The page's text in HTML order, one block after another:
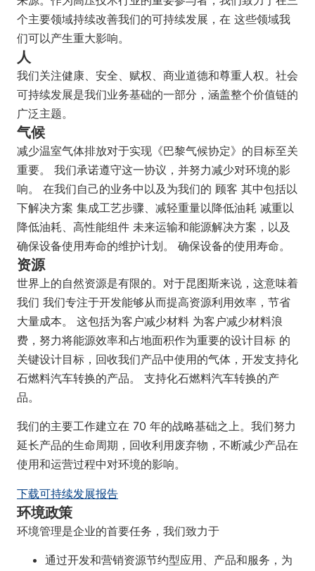
个主要领域持续改善我们的可持续发展，在 这些领域我
们可以产生重大影响。
人
我们关注健康、安全、赋权、商业道德和尊重人权。社会
可持续发展是我们业务基础的一部分，涵盖整个价值链的
广泛主题。
气候
减少温室气体排放对于实现《巴黎气候协定》的目标至关
重要。 我们承诺遵守这一协议，并努力减少对环境的影
响。 在我们自己的业务中以及为我们的 顾客 其中包括以
下解决方案 集成工艺步骤、减轻重量以降低油耗 减重以
降低油耗、高性能组件 未来运输和能源解决方案，以及
确保设备使用寿命的维护计划。 确保设备的使用寿命。
资源
世界上的自然资源是有限的。对于昆图斯来说，这意味着
我们 我们专注于开发能够从而提高资源利用效率，节省
大量成本。 这包括为客户减少材料 为客户减少材料浪
费，努力将能源效率和占地面积作为重要的设计目标 的
关键设计目标，回收我们产品中使用的气体，开发支持化
石燃料汽车转换的产品。 支持化石燃料汽车转换的产
品。
我们的主要工作建立在 70 年的战略基础之上。我们努力
延长产品的生命周期，回收利用废弃物，不断减少产品在
使用和运营过程中对环境的影响。
下载可持续发展报告
环境政策
环境管理是企业的首要任务，我们致力于
通过开发和营销资源节约型应用、产品和服务，为